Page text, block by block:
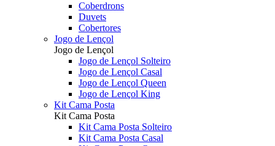
Coberdrons
Duvets
Cobertores
Jogo de Lençol
Jogo de Lençol
Jogo de Lençol Solteiro
Jogo de Lençol Casal
Jogo de Lençol Queen
Jogo de Lençol King
Kit Cama Posta
Kit Cama Posta
Kit Cama Posta Solteiro
Kit Cama Posta Casal